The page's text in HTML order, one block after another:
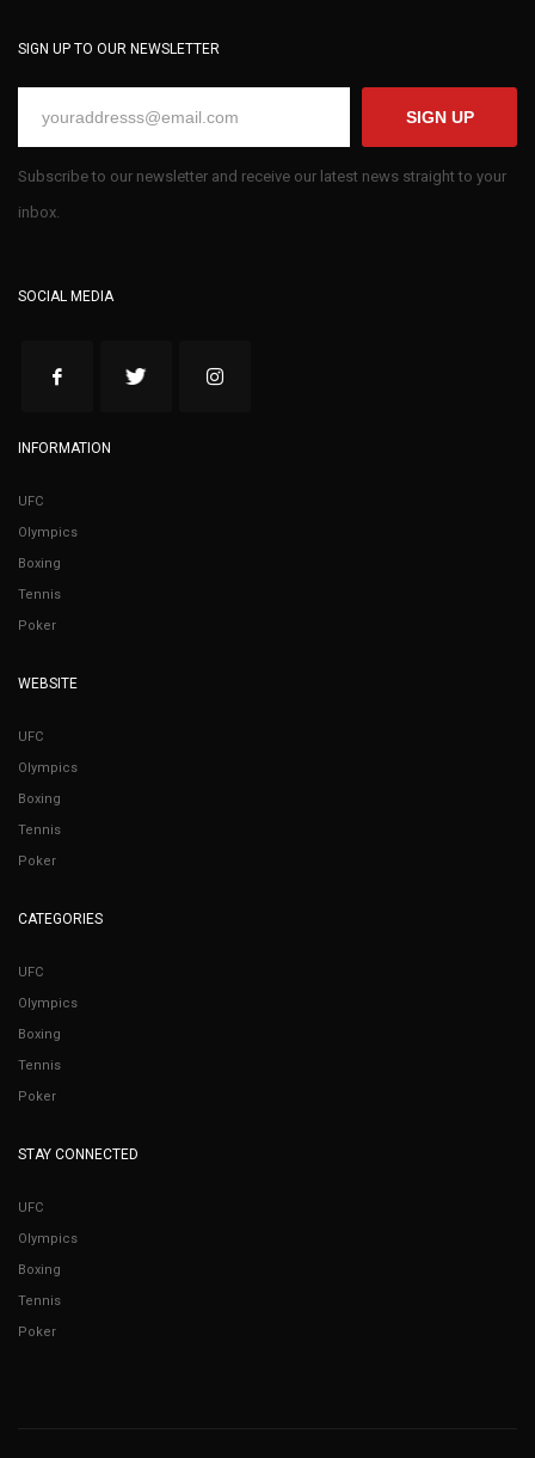
SIGN UP TO OUR NEWSLETTER
SIGN UP
Subscribe to our newsletter and receive our latest news straight to your
inbox.
SOCIAL MEDIA
INFORMATION
UFC
Olympics
Boxing
Tennis
Poker
WEBSITE
UFC
Olympics
Boxing
Tennis
Poker
CATEGORIES
UFC
Olympics
Boxing
Tennis
Poker
STAY CONNECTED
UFC
Olympics
Boxing
Tennis
Poker